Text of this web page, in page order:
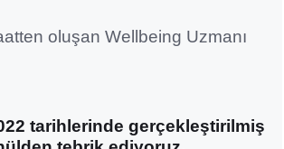
oluşan Wellbeing Uzmanı
tarihlerinde gerçekleştirilmiş